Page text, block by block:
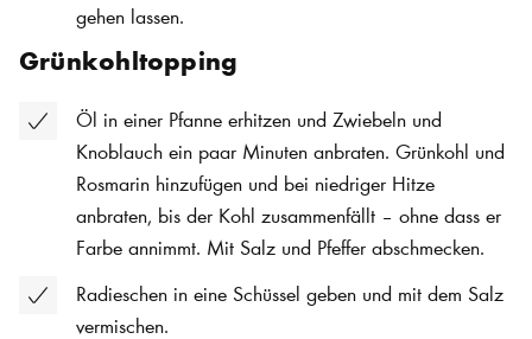
gehen lassen.
Grünkohltopping
Öl in einer Pfanne erhitzen und Zwiebeln und
Knoblauch ein paar Minuten anbraten. Grünkohl und
Rosmarin hinzufügen und bei niedriger Hitze
anbraten, bis der Kohl zusammenfällt – ohne dass er
Farbe annimmt. Mit Salz und Pfeffer abschmecken.
Radieschen in eine Schüssel geben und mit dem Salz
vermischen.